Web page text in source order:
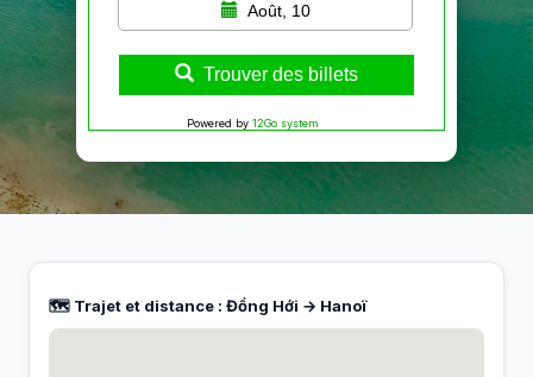
Août, 10
Trouver des billets
Powered by 12Go system
🗺️ Trajet et distance : Đồng Hới → Hanoï